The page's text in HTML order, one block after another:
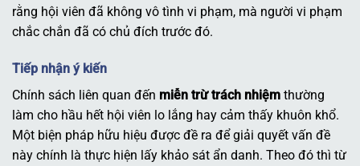
rằng hội viên đã không vô tình vi phạm, mà người vi phạm
chắc chắn đã có chủ đích trước đó.
Tiếp nhận ý kiến
Chính sách liên quan đến miễn trừ trách nhiệm thường
làm cho hầu hết hội viên lo lắng hay cảm thấy khuôn khổ.
Một biện pháp hữu hiệu được đề ra để giải quyết vấn đề
này chính là thực hiện lấy khảo sát ẩn danh. Theo đó thì từ